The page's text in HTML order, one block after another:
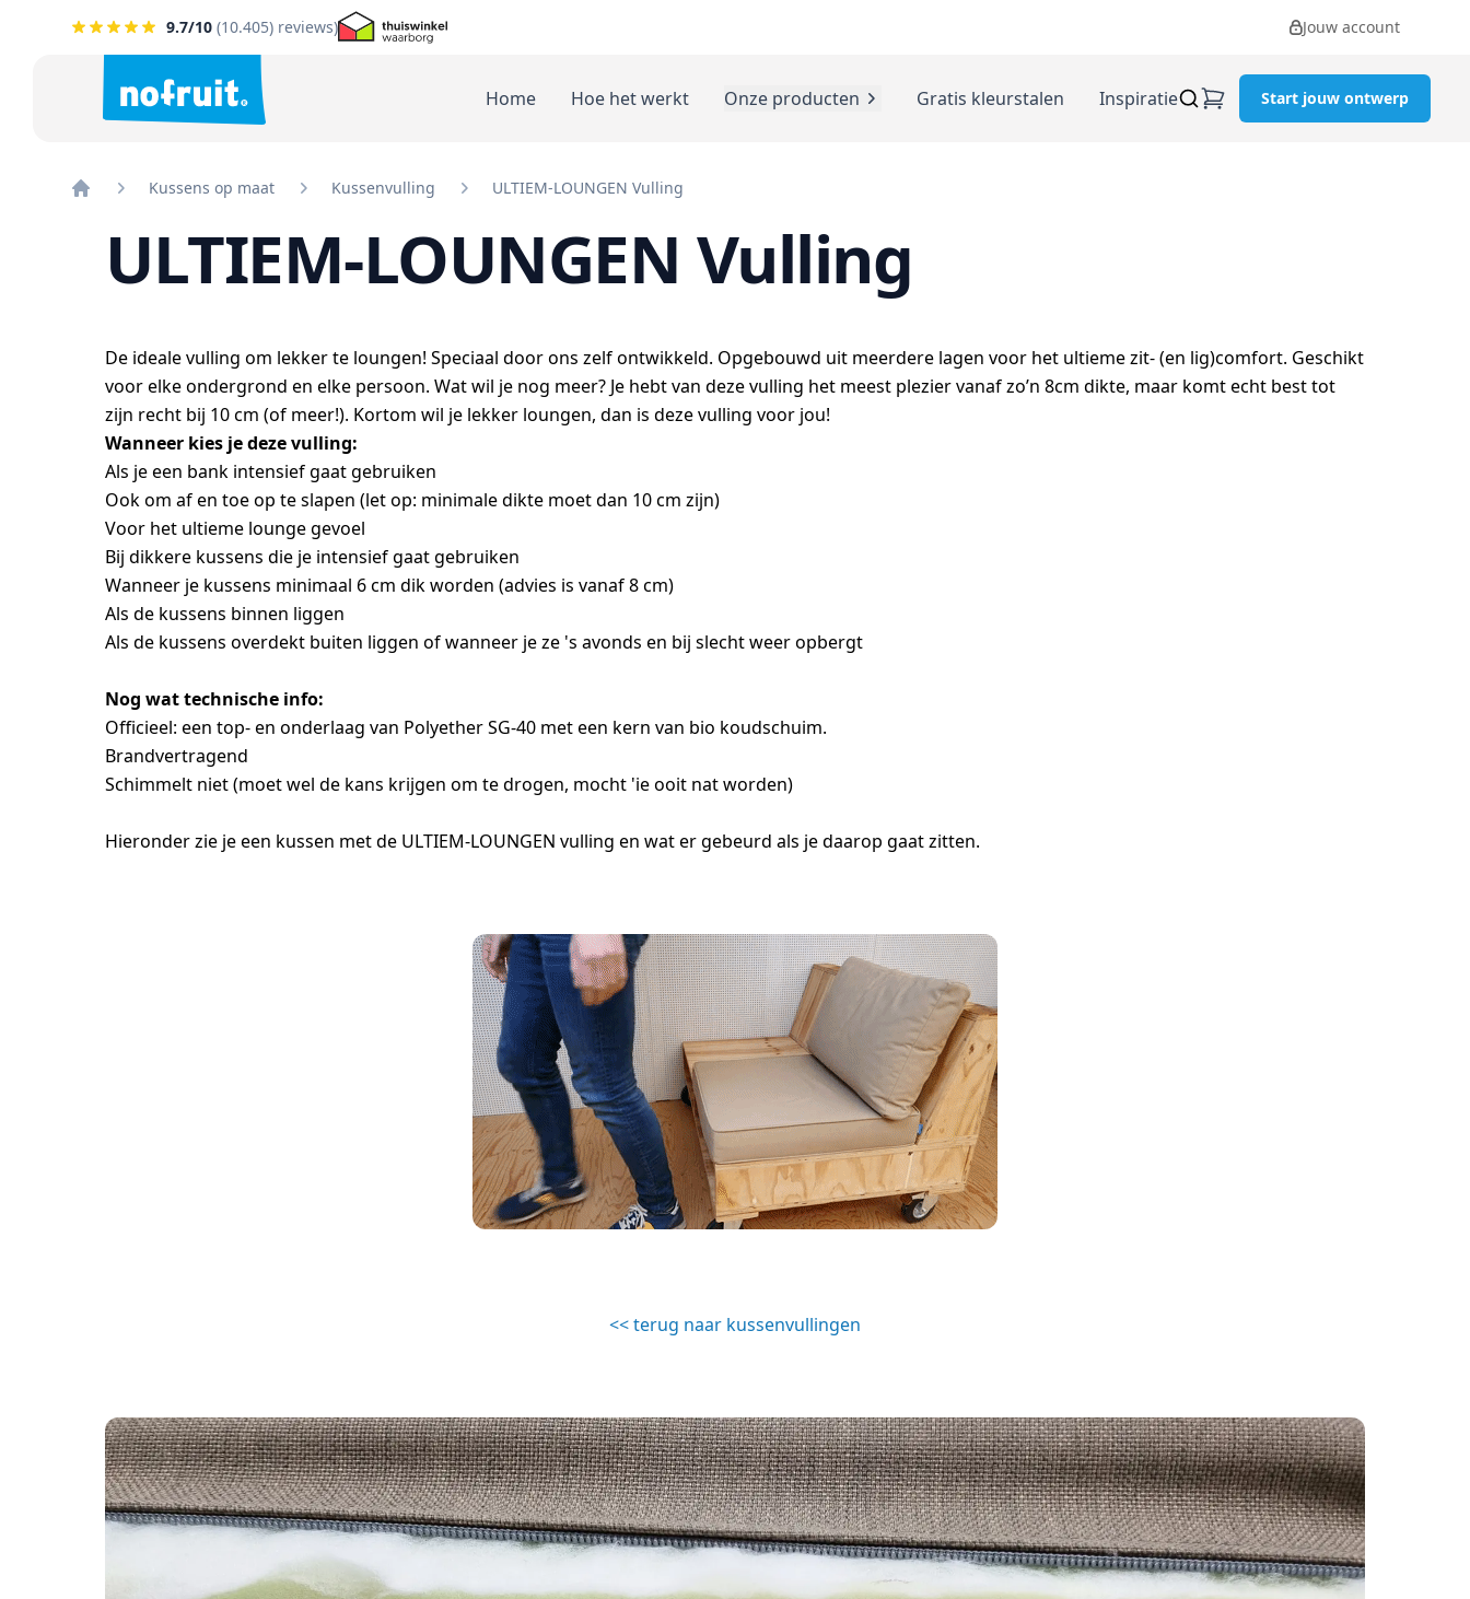
9.7/10 (10.405) reviews) Jouw account
Home Hoe het werkt Onze producten Gratis kleurstalen Inspiratie Start jouw ontwerp
Kussens op maat Kussenvulling ULTIEM-LOUNGEN Vulling
ULTIEM-LOUNGEN Vulling
De ideale vulling om lekker te loungen! Speciaal door ons zelf ontwikkeld. Opgebouwd uit meerdere lagen voor het ultieme zit- (en lig)comfort. Geschikt
voor elke ondergrond en elke persoon. Wat wil je nog meer? Je hebt van deze vulling het meest plezier vanaf zo’n 8cm dikte, maar komt echt best tot
zijn recht bij 10 cm (of meer!). Kortom wil je lekker loungen, dan is deze vulling voor jou!
Wanneer kies je deze vulling:
Als je een bank intensief gaat gebruiken
Ook om af en toe op te slapen (let op: minimale dikte moet dan 10 cm zijn)
Voor het ultieme lounge gevoel
Bij dikkere kussens die je intensief gaat gebruiken
Wanneer je kussens minimaal 6 cm dik worden (advies is vanaf 8 cm)
Als de kussens binnen liggen
Als de kussens overdekt buiten liggen of wanneer je ze 's avonds en bij slecht weer opbergt
Nog wat technische info:
Officieel: een top- en onderlaag van Polyether SG-40 met een kern van bio koudschuim.
Brandvertragend
Schimmelt niet (moet wel de kans krijgen om te drogen, mocht 'ie ooit nat worden)
Hieronder zie je een kussen met de ULTIEM-LOUNGEN vulling en wat er gebeurd als je daarop gaat zitten.
<< terug naar kussenvullingen